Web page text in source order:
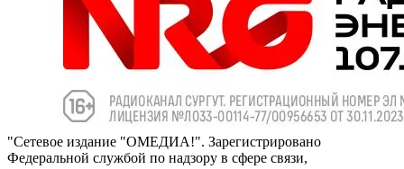
"Сетевое издание "ОМЕДИА!". Зарегистрировано
Федеральной службой по надзору в сфере связи,